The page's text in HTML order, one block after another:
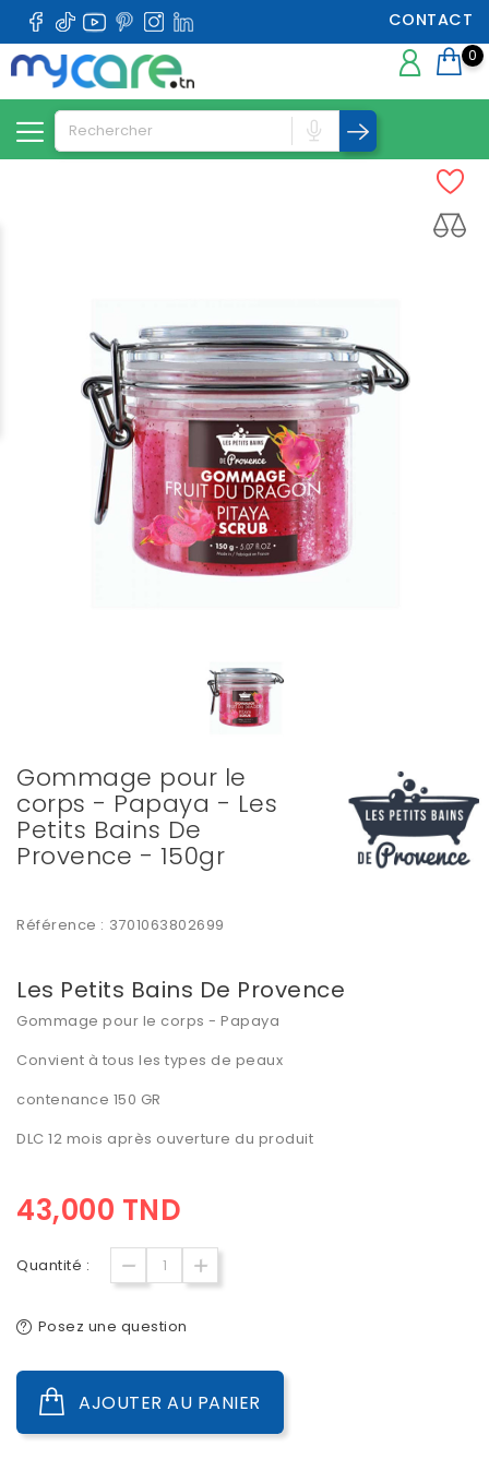
CONTACT
0
Gommage pour le
corps - Papaya - Les
Petits Bains De
Provence - 150gr
Référence : 3701063802699
Les Petits Bains De Provence
Gommage pour le corps - Papaya
Convient à tous les types de peaux
contenance 150 GR
DLC 12 mois après ouverture du produit
43,000 TND
Quantité :
Posez une question
AJOUTER AU PANIER